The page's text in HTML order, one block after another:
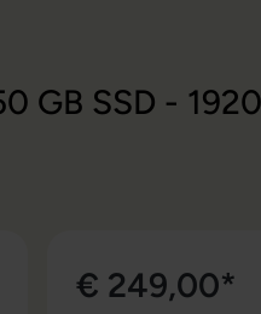
GB SSD -
€ 249,00*